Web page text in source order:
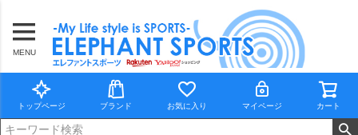
MENU
トップページ ブランド お気に入り マイページ カート